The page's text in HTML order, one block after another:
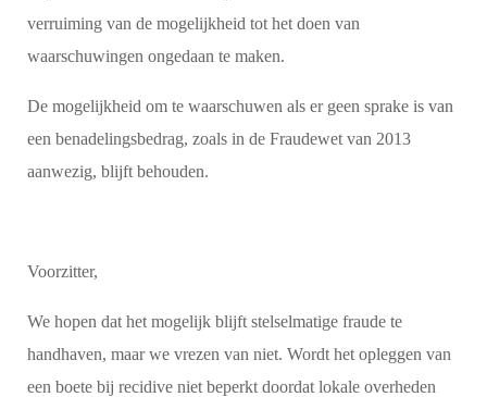
verruiming van de mogelijkheid tot het doen van
waarschuwingen ongedaan te maken.
De mogelijkheid om te waarschuwen als er geen sprake is van
een benadelingsbedrag, zoals in de Fraudewet van 2013
aanwezig, blijft behouden.
Voorzitter,
We hopen dat het mogelijk blijft stelselmatige fraude te
handhaven, maar we vrezen van niet. Wordt het opleggen van
een boete bij recidive niet beperkt doordat lokale overheden